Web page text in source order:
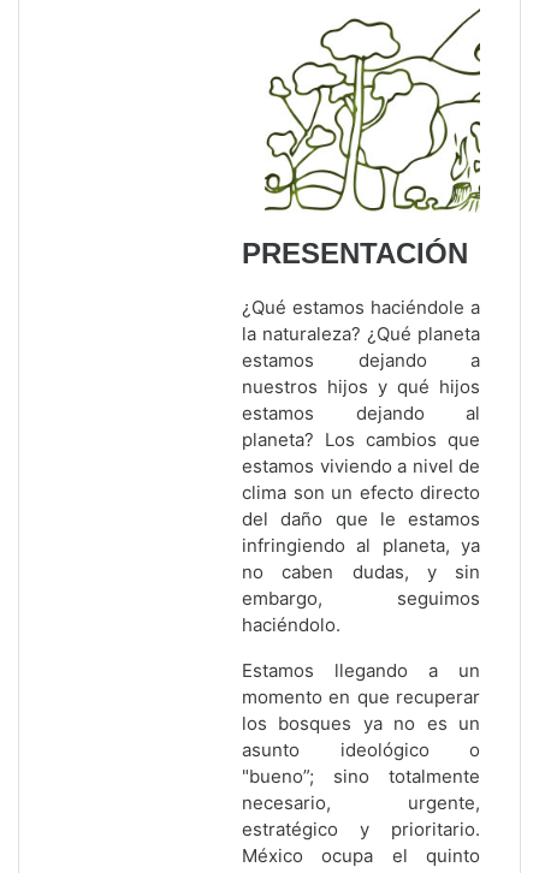
PRESENTACIÓN
¿Qué estamos haciéndole a
la naturaleza? ¿Qué planeta
estamos dejando a
nuestros hijos y qué hijos
estamos dejando al
planeta? Los cambios que
estamos viviendo a nivel de
clima son un efecto directo
del daño que le estamos
infringiendo al planeta, ya
no caben dudas, y sin
embargo, seguimos
haciéndolo.
Estamos llegando a un
momento en que recuperar
los bosques ya no es un
asunto ideológico o
"bueno”; sino totalmente
necesario, urgente,
estratégico y prioritario.
México ocupa el quinto